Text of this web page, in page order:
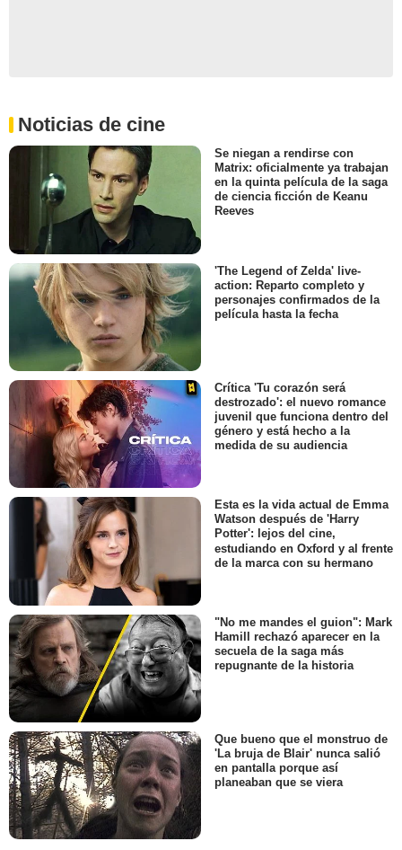
Noticias de cine
Se niegan a rendirse con
Matrix: oficialmente ya trabajan
en la quinta película de la saga
de ciencia ficción de Keanu
Reeves
'The Legend of Zelda' live-
action: Reparto completo y
personajes confirmados de la
película hasta la fecha
Crítica 'Tu corazón será
destrozado': el nuevo romance
juvenil que funciona dentro del
género y está hecho a la
medida de su audiencia
Esta es la vida actual de Emma
Watson después de 'Harry
Potter': lejos del cine,
estudiando en Oxford y al frente
de la marca con su hermano
"No me mandes el guion": Mark
Hamill rechazó aparecer en la
secuela de la saga más
repugnante de la historia
Que bueno que el monstruo de
'La bruja de Blair' nunca salió
en pantalla porque así
planeaban que se viera